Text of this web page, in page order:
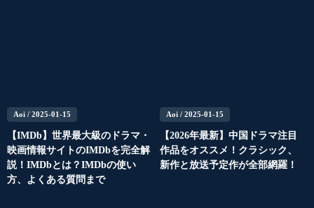
Aoi / 2025-01-15
【IMDb】世界最大級のドラマ・
映画情報サイトのIMDbを完全解
説！IMDbとは？IMDbの使い
方、よくある質問まで
Aoi/ 2025-01-15
【2026年最新】中国ドラマ注目
作品をオススメ！クラシック、
新作と放送予定作が全部網羅！